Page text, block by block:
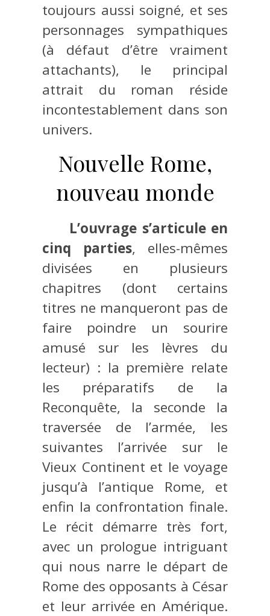
toujours aussi soigné, et ses
personnages sympathiques
(à défaut d’être vraiment
attachants), le principal
attrait du roman réside
incontestablement dans son
univers.
Nouvelle Rome,
nouveau monde
L’ouvrage s’articule en
cinq parties, elles-mêmes
divisées en plusieurs
chapitres (dont certains
titres ne manqueront pas de
faire poindre un sourire
amusé sur les lèvres du
lecteur) : la première relate
les préparatifs de la
Reconquête, la seconde la
traversée de l’armée, les
suivantes l’arrivée sur le
Vieux Continent et le voyage
jusqu’à l’antique Rome, et
enfin la confrontation finale.
Le récit démarre très fort,
avec un prologue intriguant
qui nous narre le départ de
Rome des opposants à César
et leur arrivée en Amérique.